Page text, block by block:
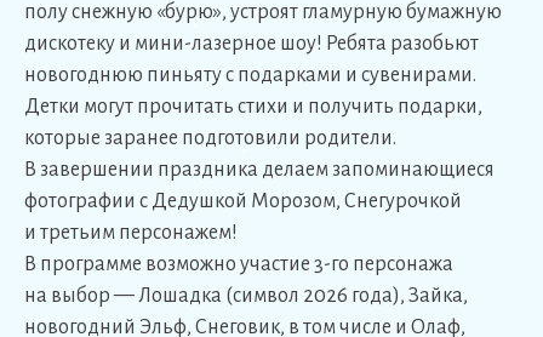
полу снежную «бурю», устроят гламурную бумажную
дискотеку и мини-лазерное шоу! Ребята разобьют
новогоднюю пиньяту с подарками и сувенирами.
Детки могут прочитать стихи и получить подарки,
которые заранее подготовили родители.
В завершении праздника делаем запоминающиеся
фотографии с Дедушкой Морозом, Снегурочкой
и третьим персонажем!
В программе возможно участие 3-го персонажа
на выбор — Лошадка (символ 2026 года), Зайка,
новогодний Эльф, Снеговик, в том числе и Олаф,